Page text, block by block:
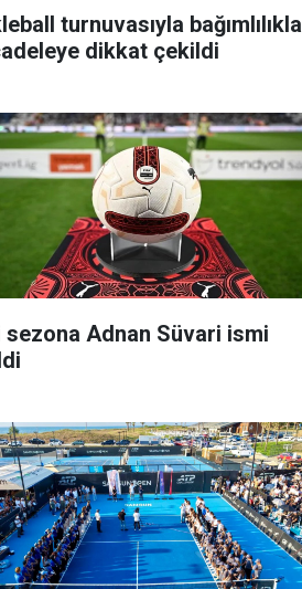
turnuvasıyla bağımlılıkla
dikkat çekildi
sezona Adnan Süvari ismi